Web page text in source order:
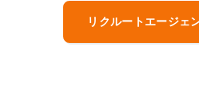
リクルートエージェ